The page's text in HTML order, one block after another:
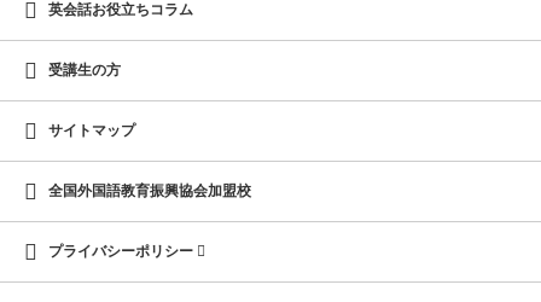
英会話お役立ちコラム
受講生の方
サイトマップ
全国外国語教育振興協会加盟校
プライバシーポリシー